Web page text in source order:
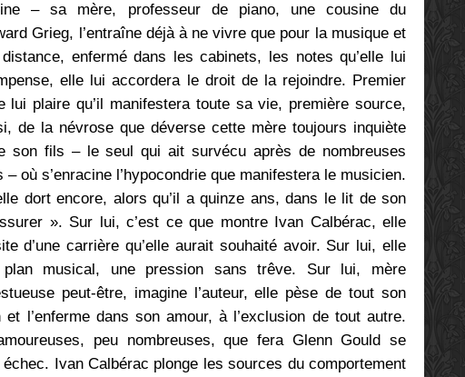
– sa mère, professeur de piano, une cousine du
Grieg, l’entraîne déjà à ne vivre que pour la musique et
enfermé dans les cabinets, les notes qu’elle lui
elle lui accordera le droit de la rejoindre. Premier
lui plaire qu’il manifestera toute sa vie, première source,
de la névrose que déverse cette mère toujours inquiète
son fils – le seul qui ait survécu après de nombreuses
où s’enracine l’hypocondrie que manifestera le musicien.
dort encore, alors qu’il a quinze ans, dans le lit de son
». Sur lui, c’est ce que montre Ivan Calbérac, elle
d’une carrière qu’elle aurait souhaité avoir. Sur lui, elle
musical, une pression sans trêve. Sur lui, mère
peut-être, imagine l’auteur, elle pèse de tout son
et l’enferme dans son amour, à l’exclusion de tout autre.
peu nombreuses, que fera Glenn Gould se
Ivan Calbérac plonge les sources du comportement